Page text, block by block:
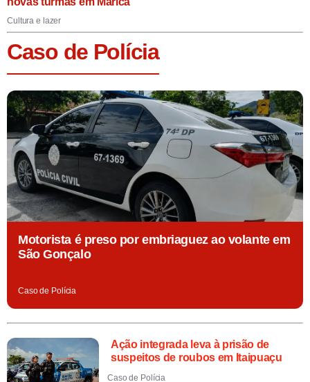
Cultura e lazer
Caso de Polícia
Motorista é preso por embriaguez ao volante em
São Gonçalo
Caso de Polícia
Ação integrada leva à prisão de
suspeitos de roubos em Itaipuaçu
Caso de Polícia